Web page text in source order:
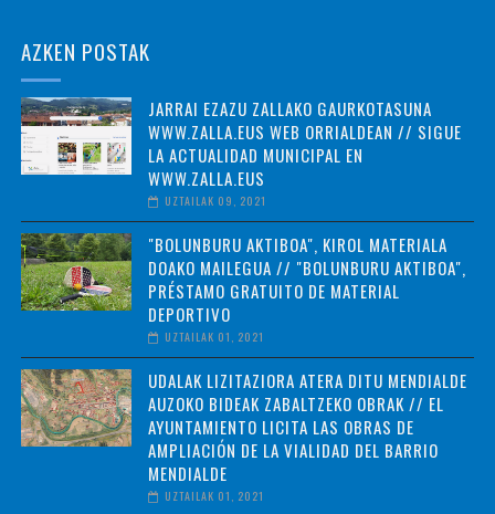
AZKEN POSTAK
JARRAI EZAZU ZALLAKO GAURKOTASUNA
WWW.ZALLA.EUS WEB ORRIALDEAN // SIGUE
LA ACTUALIDAD MUNICIPAL EN
WWW.ZALLA.EUS
UZTAILAK 09, 2021
"BOLUNBURU AKTIBOA", KIROL MATERIALA
DOAKO MAILEGUA // "BOLUNBURU AKTIBOA",
PRÉSTAMO GRATUITO DE MATERIAL
DEPORTIVO
UZTAILAK 01, 2021
UDALAK LIZITAZIORA ATERA DITU MENDIALDE
AUZOKO BIDEAK ZABALTZEKO OBRAK // EL
AYUNTAMIENTO LICITA LAS OBRAS DE
AMPLIACIÓN DE LA VIALIDAD DEL BARRIO
MENDIALDE
UZTAILAK 01, 2021